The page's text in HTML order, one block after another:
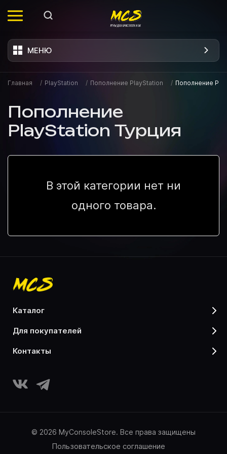
МЕНЮ
Главная / PlayStation / Пополнение PlayStation / Пополнение
Пополнение
PlayStation Турция
В этой категории нет ни
одного товара.
каталог
для покупателей
контакты
© 2026 MyConsoleStore. Все права защищены
Пользовательское соглашение